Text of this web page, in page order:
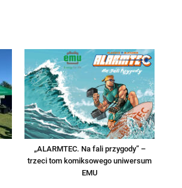
„ALARMTEC. Na fali przygody” –
trzeci tom komiksowego uniwersum
EMU